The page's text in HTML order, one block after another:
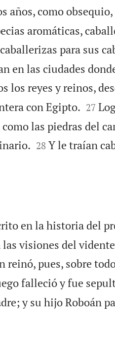
años, como
aromáticas,
para sus
en las ciudades
los reyes y reinos,
con Egipto.
27
las piedras del

28 Y le traían
en la historia del
visiones del
reinó, pues, sobre
falleció y fue
y su hijo Roboán